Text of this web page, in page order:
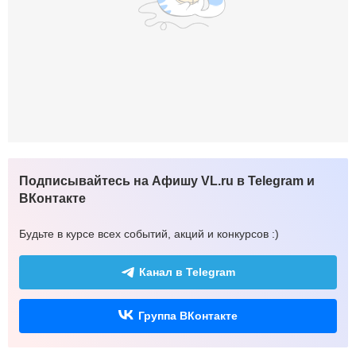
Подписывайтесь на Афишу VL.ru в Telegram и
ВКонтакте
Будьте в курсе всех событий, акций и конкурсов :)
Канал в Telegram
Группа ВКонтакте